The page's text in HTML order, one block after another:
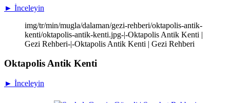
► İnceleyin
img/tr/min/mugla/dalaman/gezi-rehberi/oktapolis-antik-
kenti/oktapolis-antik-kenti.jpg-|-Oktapolis Antik Kenti |
Gezi Rehberi-|-Oktapolis Antik Kenti | Gezi Rehberi
Oktapolis Antik Kenti
► İnceleyin